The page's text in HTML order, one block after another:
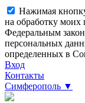
Нажимая
на обработку моих
Федеральным
персональных
определенных в
Вход
Контакты
Симферополь ▼